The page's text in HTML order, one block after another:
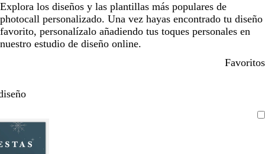
Explora los diseños y las plantillas más populares de
photocall personalizado. Una vez hayas encontrado tu diseño
favorito, personalízalo añadiendo tus toques personales en
nuestro estudio de diseño online.
Favoritos